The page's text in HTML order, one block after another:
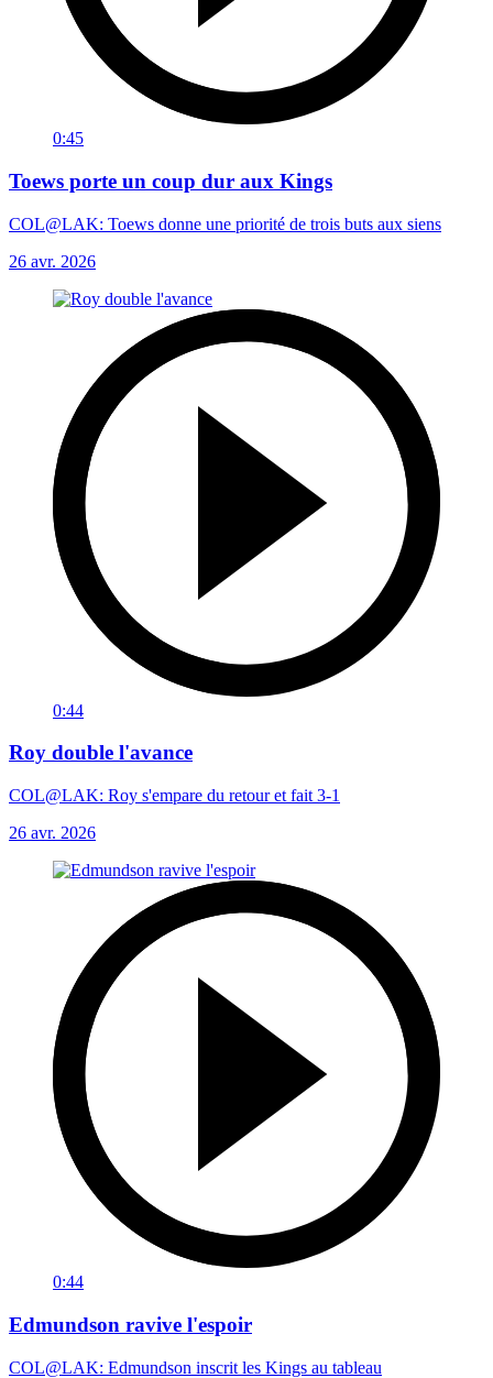
0:45
Toews porte un coup dur aux Kings
COL@LAK: Toews donne une priorité de trois buts aux siens
26 avr. 2026
0:44
Roy double l'avance
COL@LAK: Roy s'empare du retour et fait 3-1
26 avr. 2026
0:44
Edmundson ravive l'espoir
COL@LAK: Edmundson inscrit les Kings au tableau